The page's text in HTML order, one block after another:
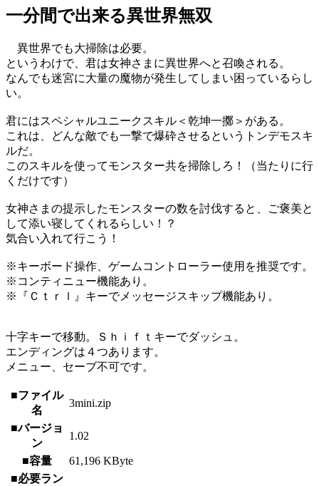
一分間で出来る異世界無双
異世界でも大掃除は必要。
というわけで、君は女神さまに異世界へと召喚される。
なんでも迷宮に大量の魔物が発生してしまい困っているらし
い。
君にはスペシャルユニークスキル＜乾坤一擲＞がある。
これは、どんな敵でも一撃で爆砕させるというトンデモスキ
ルだ。
このスキルを使ってモンスター共を掃除しろ！（当たりに行
くだけです）
女神さまの提示したモンスターの数を討伐すると、ご褒美と
して添い寝してくれるらしい！？
気合い入れて行こう！
※キーボード操作、ゲームコントローラー使用を推奨です。
※コンティニュー機能あり。
※『Ｃｔｒｌ』キーでメッセージスキップ機能あり。
十字キーで移動。Ｓｈｉｆｔキーでダッシュ。
エンディングは４つあります。
メニュー、セーブ不可です。
■ファイル
名
3mini.zip
■バージョ
ン
1.02
■容量
61,196 KByte
■必要ラン